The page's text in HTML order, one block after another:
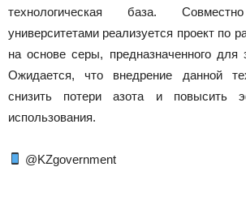
технологическая база.
университетами реализуется проект по
на основе серы, предназначенного для
Ожидается, что внедрение данной
снизить потери азота и повысить
использования.
@KZgovernment